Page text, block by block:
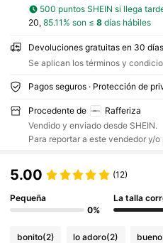
500 puntos SHEIN si llega
20, 85.11% son ≤ 8días hábiles
Devoluciones gratuitas en 30 días
Se aplican los términos y
Pagos seguros · Protección de
Procedente de
Rafferiza
Vendido y enviado desde SHEIN.
Para reportar a este vendedor y/
5.00 (12)
Pequeña
0%
La talla
bonito(2) lo adoro(2)